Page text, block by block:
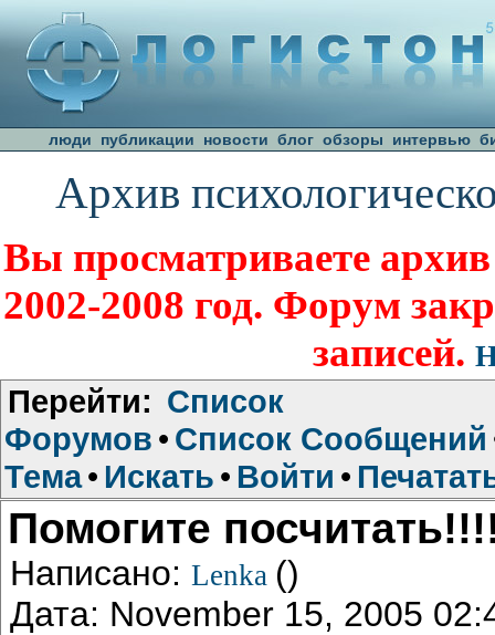
люди публикации новости блог обзоры интервью
Архив
Вы просматриваете
2002-2008 год. Форум
записей.
Перейти: Список
Форумов • Список Сообщений
Тема• Искать • Войти •
Помогите
Написано: Lenka ()
Дата: November 15, 2005